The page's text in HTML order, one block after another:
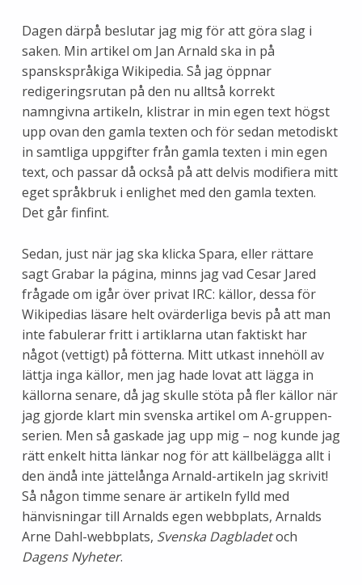
Dagen därpå beslutar jag mig för att göra slag i
saken. Min artikel om Jan Arnald ska in på
spanskspråkiga Wikipedia. Så jag öppnar
redigeringsrutan på den nu alltså korrekt
namngivna artikeln, klistrar in min egen text högst
upp ovan den gamla texten och för sedan metodiskt
in samtliga uppgifter från gamla texten i min egen
text, och passar då också på att delvis modifiera mitt
eget språkbruk i enlighet med den gamla texten.
Det går finfint.
Sedan, just när jag ska klicka Spara, eller rättare
sagt Grabar la página, minns jag vad Cesar Jared
frågade om igår över privat IRC: källor, dessa för
Wikipedias läsare helt ovärderliga bevis på att man
inte fabulerar fritt i artiklarna utan faktiskt har
något (vettigt) på fötterna. Mitt utkast innehöll av
lättja inga källor, men jag hade lovat att lägga in
källorna senare, då jag skulle stöta på fler källor när
jag gjorde klart min svenska artikel om A-gruppen-
serien. Men så gaskade jag upp mig – nog kunde jag
rätt enkelt hitta länkar nog för att källbelägga allt i
den ändå inte jättelånga Arnald-artikeln jag skrivit!
Så någon timme senare är artikeln fylld med
hänvisningar till Arnalds egen webbplats, Arnalds
Arne Dahl-webbplats, Svenska Dagbladetoch
Dagens Nyheter.